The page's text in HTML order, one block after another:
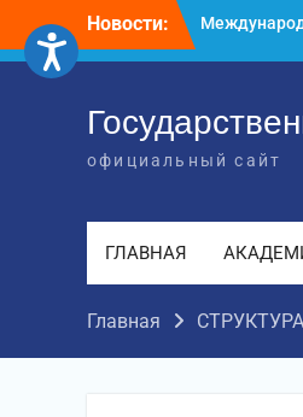
содержимому
Новости:
официальный сайт
ГЛАВНАЯ
Главная СТРУКТУРА